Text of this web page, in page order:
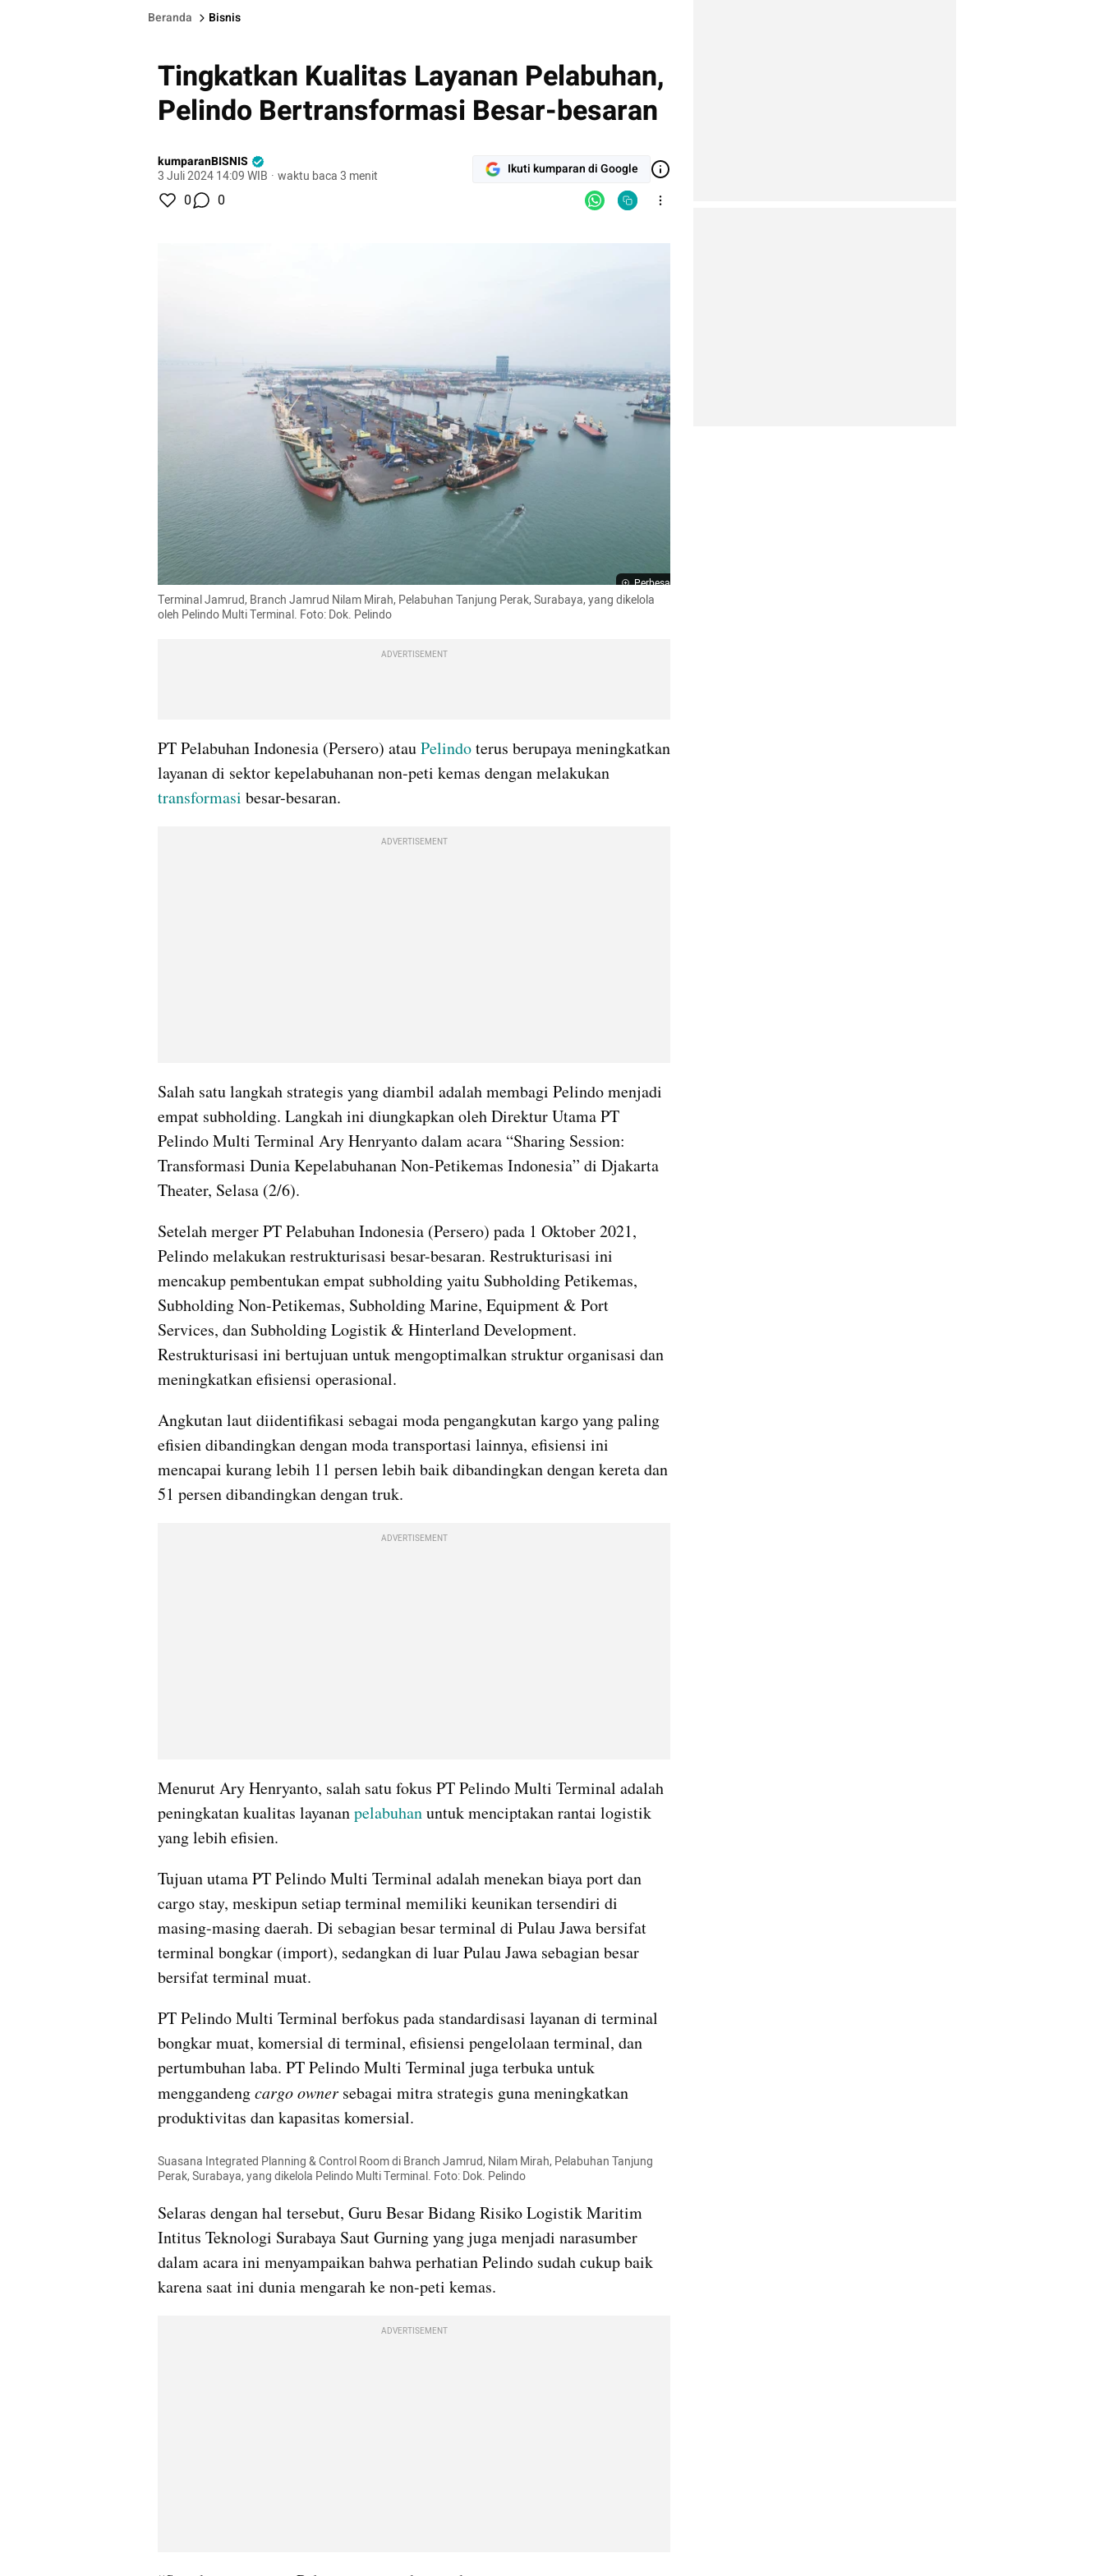
Beranda Bisnis
Tingkatkan Kualitas Layanan Pelabuhan,
Pelindo Bertransformasi Besar-besaran
kumparanBISNIS
3 Juli 2024 14:09 WIB · waktu baca 3 menit Ikuti kumparan di Google
0 0
Perbesar
Terminal Jamrud, Branch Jamrud Nilam Mirah, Pelabuhan Tanjung Perak, Surabaya, yang dikelola
oleh Pelindo Multi Terminal. Foto: Dok. Pelindo
ADVERTISEMENT
PT Pelabuhan Indonesia (Persero) atau Pelindo terus berupaya meningkatkan
transformasi besar-besaran.
ADVERTISEMENT
Salah satu langkah strategis yang diambil adalah membagi Pelindo menjadi
empat subholding. Langkah ini diungkapkan oleh Direktur Utama PT
Pelindo Multi Terminal Ary Henryanto dalam acara “Sharing Session:
Transformasi Dunia Kepelabuhanan Non-Petikemas Indonesia” di Djakarta
Theater, Selasa (2/6).
Setelah merger PT Pelabuhan Indonesia (Persero) pada 1 Oktober 2021,
Pelindo melakukan restrukturisasi besar-besaran. Restrukturisasi ini
mencakup pembentukan empat subholding yaitu Subholding Petikemas,
Subholding Non-Petikemas, Subholding Marine, Equipment & Port
Services, dan Subholding Logistik & Hinterland Development.
Restrukturisasi ini bertujuan untuk mengoptimalkan struktur organisasi dan
meningkatkan efisiensi operasional.
Angkutan laut diidentifikasi sebagai moda pengangkutan kargo yang paling
efisien dibandingkan dengan moda transportasi lainnya, efisiensi ini
mencapai kurang lebih 11 persen lebih baik dibandingkan dengan kereta dan
51 persen dibandingkan dengan truk.
ADVERTISEMENT
Menurut Ary Henryanto, salah satu fokus PT Pelindo Multi Terminal adalah
peningkatan kualitas layanan pelabuhan untuk menciptakan rantai logistik
yang lebih efisien.
Tujuan utama PT Pelindo Multi Terminal adalah menekan biaya port dan
cargo stay, meskipun setiap terminal memiliki keunikan tersendiri di
masing-masing daerah. Di sebagian besar terminal di Pulau Jawa bersifat
terminal bongkar (import), sedangkan di luar Pulau Jawa sebagian besar
bersifat terminal muat.
PT Pelindo Multi Terminal berfokus pada standardisasi layanan di terminal
bongkar muat, komersial di terminal, efisiensi pengelolaan terminal, dan
pertumbuhan laba. PT Pelindo Multi Terminal juga terbuka untuk
menggandeng cargo owner sebagai mitra strategis guna meningkatkan
produktivitas dan kapasitas komersial.
Suasana Integrated Planning & Control Room di Branch Jamrud, Nilam Mirah, Pelabuhan Tanjung
Perak, Surabaya, yang dikelola Pelindo Multi Terminal. Foto: Dok. Pelindo
Selaras dengan hal tersebut, Guru Besar Bidang Risiko Logistik Maritim
Intitus Teknologi Surabaya Saut Gurning yang juga menjadi narasumber
dalam acara ini menyampaikan bahwa perhatian Pelindo sudah cukup baik
karena saat ini dunia mengarah ke non-peti kemas.
ADVERTISEMENT